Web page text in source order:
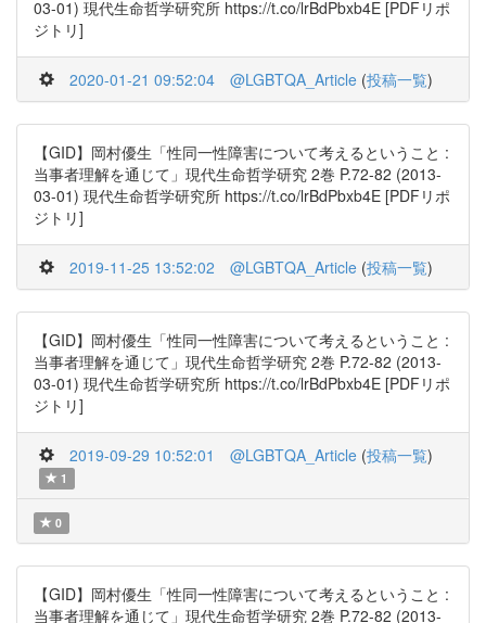
03-01) 現代生命哲学研究所 https://t.co/lrBdPbxb4E [PDFリポ
ジトリ]
2020-01-21 09:52:04 @LGBTQA_Article (投稿一覧)
【GID】岡村優生「性同一性障害について考えるということ :
当事者理解を通じて」現代生命哲学研究 2巻 P.72-82 (2013-
03-01) 現代生命哲学研究所 https://t.co/lrBdPbxb4E [PDFリポ
ジトリ]
2019-11-25 13:52:02 @LGBTQA_Article (投稿一覧)
【GID】岡村優生「性同一性障害について考えるということ :
当事者理解を通じて」現代生命哲学研究 2巻 P.72-82 (2013-
03-01) 現代生命哲学研究所 https://t.co/lrBdPbxb4E [PDFリポ
ジトリ]
2019-09-29 10:52:01 @LGBTQA_Article (投稿一覧)
1
0
【GID】岡村優生「性同一性障害について考えるということ :
当事者理解を通じて」現代生命哲学研究 2巻 P.72-82 (2013-